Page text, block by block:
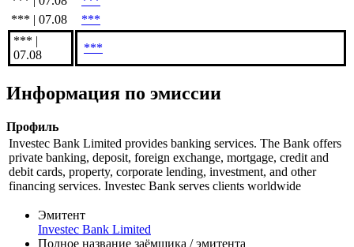
*** | 07.08
***
*** |
07.08
***
Информация по эмиссии
Профиль
Investec Bank Limited provides banking services. The Bank offers
private banking, deposit, foreign exchange, mortgage, credit and
debit cards, property, corporate lending, investment, and other
financing services. Investec Bank serves clients worldwide
Эмитент
Investec Bank Limited
Полное название заёмщика / эмитента